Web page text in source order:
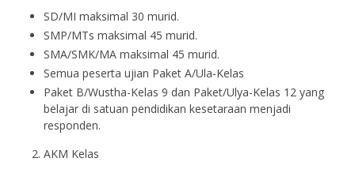
SD/MI maksimal 30 murid.
SMP/MTs maksimal 45 murid.
SMA/SMK/MA maksimal 45 murid.
Semua peserta ujian Paket A/Ula-Kelas
Paket B/Wustha-Kelas 9 dan Paket/Ulya-Kelas 12 yang
belajar di satuan pendidikan kesetaraan menjadi
responden.
AKM Kelas